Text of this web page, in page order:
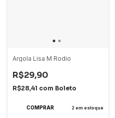
Argola Lisa M Rodio
R$29,90
R$28,41 com Boleto
2 em estoque